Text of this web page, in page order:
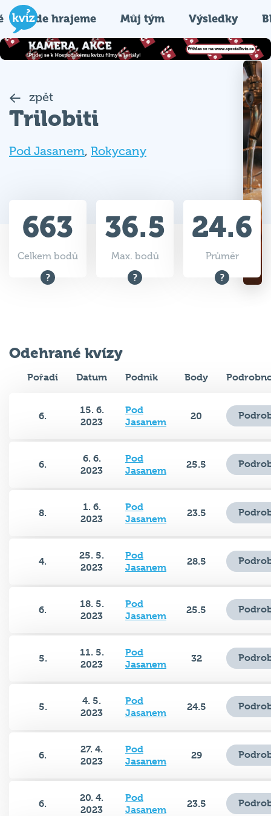
Kde hrajeme Můj tým Výsledky
zpět
Trilobiti
Pod Jasanem, Rokycany
663
Celkem bodů
36.5
Max. bodů
24.6
Průměr
Odehrané kvízy
Pořadí Datum Podnik Body
6.
15. 6.
2023
Pod
Jasanem
20
6.
6. 6.
2023
Pod
Jasanem
25.5
8.
1. 6.
2023
Pod
Jasanem
23.5
4.
25. 5.
2023
Pod
Jasanem
28.5
6.
18. 5.
2023
Pod
Jasanem
25.5
5.
11. 5.
2023
Pod
Jasanem
32
5.
4. 5.
2023
Pod
Jasanem
24.5
6.
27. 4.
2023
Pod
Jasanem
29
6.
20. 4.
2023
Pod
Jasanem
23.5